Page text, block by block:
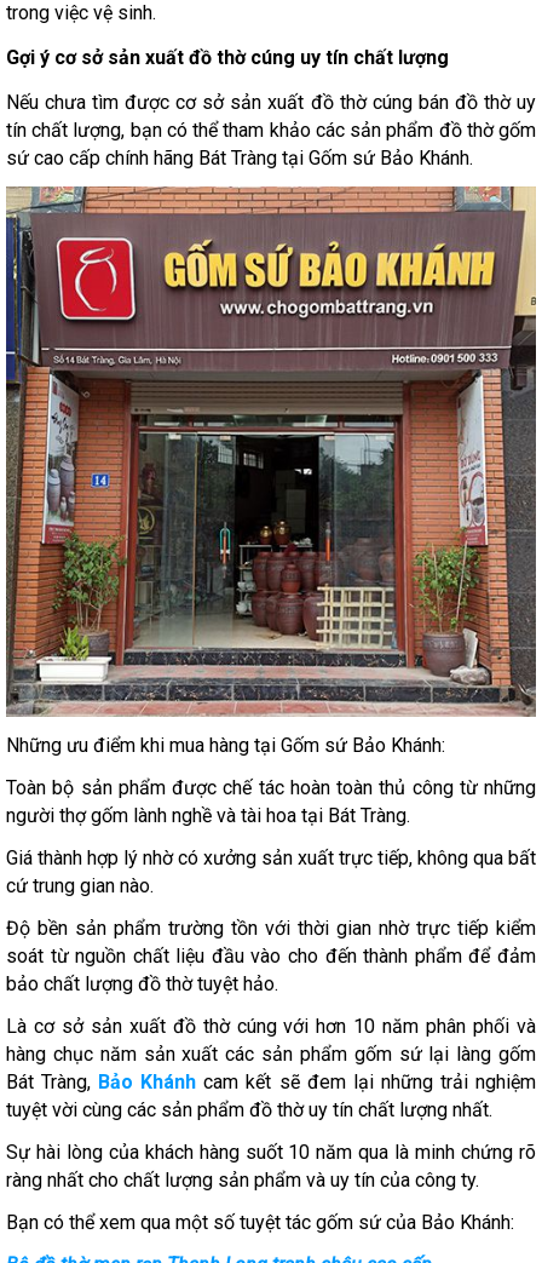
trong việc vệ sinh.
Gợi ý cơ sở sản xuất đồ thờ cúng uy tín chất lượng
Nếu chưa tìm được cơ sở sản xuất đồ thờ cúng bán đồ thờ uy
tín chất lượng, bạn có thể tham khảo các sản phẩm đồ thờ gốm
sứ cao cấp chính hãng Bát Tràng tại Gốm sứ Bảo Khánh.
Những ưu điểm khi mua hàng tại Gốm sứ Bảo Khánh:
Toàn bộ sản phẩm được chế tác hoàn toàn thủ công từ những
người thợ gốm lành nghề và tài hoa tại Bát Tràng.
Giá thành hợp lý nhờ có xưởng sản xuất trực tiếp, không qua bất
cứ trung gian nào.
Độ bền sản phẩm trường tồn với thời gian nhờ trực tiếp kiểm
soát từ nguồn chất liệu đầu vào cho đến thành phẩm để đảm
bảo chất lượng đồ thờ tuyệt hảo.
Là cơ sở sản xuất đồ thờ cúng với hơn 10 năm phân phối và
hàng chục năm sản xuất các sản phẩm gốm sứ lại làng gốm
Bát Tràng, Bảo Khánh cam kết sẽ đem lại những trải nghiệm
tuyệt vời cùng các sản phẩm đồ thờ uy tín chất lượng nhất.
Sự hài lòng của khách hàng suốt 10 năm qua là minh chứng rõ
ràng nhất cho chất lượng sản phẩm và uy tín của công ty.
Bạn có thể xem qua một số tuyệt tác gốm sứ của Bảo Khánh: